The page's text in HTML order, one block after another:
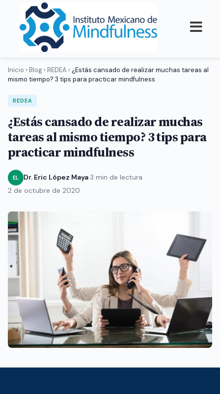
Inicio › Blog › REDEA › ¿Estás cansado de realizar muchas tareas al
mismo tiempo? 3 tips para practicar mindfulness
REDEA
¿Estás cansado de realizar muchas
tareas al mismo tiempo? 3 tips para
practicar mindfulness
EL Dr. Eric López Maya 3 min de lectura
2 de octubre de 2020